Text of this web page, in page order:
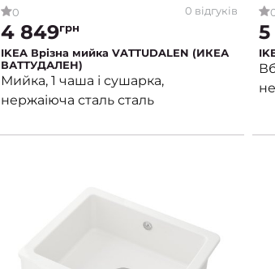
0 0 відгуків
4 849грн
IKEA Врізна мийка VATTUDALEN (ИКЕА
ВАТТУДАЛЕН)
Мийка, 1 чаша і сушарка,
нержаіюча сталь сталь
5